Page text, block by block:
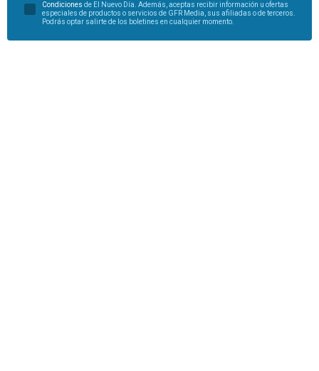
Condiciones de El Nuevo Día. Además, aceptas recibir información u ofertas
especiales de productos o servicios de GFR Media, sus afiliadas o de terceros.
Podrás optar salirte de los boletines en cualquier momento.